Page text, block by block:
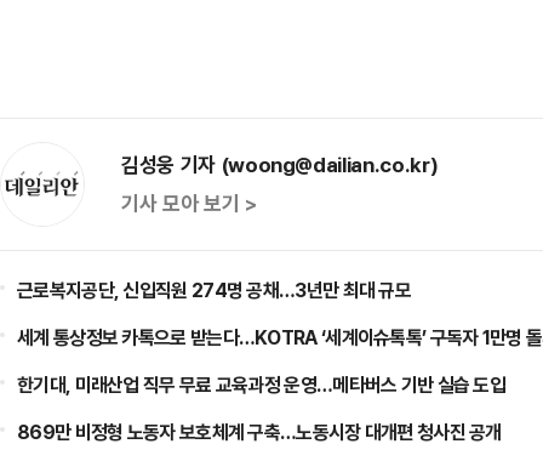
김성웅 기자 (woong@dailian.co.kr)
기사 모아 보기 >
근로복지공단, 신입직원 274명 공채…3년만 최대 규모
세계 통상정보 카톡으로 받는다…KOTRA ‘세계이슈톡톡’ 구독자 1만명
한기대, 미래산업 직무 무료 교육과정 운영…메타버스 기반 실습 도입
869만 비정형 노동자 보호체계 구축…노동시장 대개편 청사진 공개